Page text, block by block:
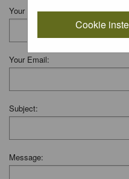
Cookie
Your Name:
Your Email:
Subject:
Message: